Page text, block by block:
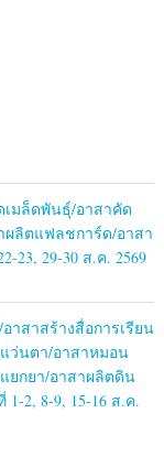
มล็ดพันธุ์/อาสาคัด
ผลิตแฟลชการ์ด/อาสา
23, 29-30 ส.ค. 2569
าสาสร้างสื่อการเรียน
ว่นตา/อาสาหมอน
ยกยา/อาสาผลิตดิน
2, 8-9, 15-16 ส.ค.